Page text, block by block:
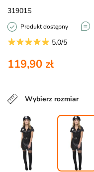
31901S
Produkt dostępny
5.0/5
119,90 zł
Wybierz rozmiar